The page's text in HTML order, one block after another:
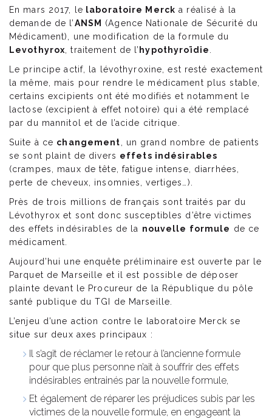
En mars 2017, le laboratoire Merck a réalisé à la
demande de l’ANSM
(Agence Nationale de Sécurité du
Médicament), une modification de la formule du
Levothyrox , traitement de l’ hypothyroïdie
Le principe actif, la lévothyroxine, est resté exactement
la même, mais pour rendre le médicament plus stable,
certains excipients ont été modifiés et notamment le
lactose (excipient à effet notoire) qui a été remplacé
par du mannitol et de l’acide citrique.
Suite à ce changement , un grand nombre de patients
se sont plaint de divers effets indésirables
(crampes, maux de tête, fatigue intense, diarrhées,
perte de cheveux, insomnies, vertiges…).
Près de trois millions de français sont traités par du
Lévothyrox et sont donc susceptibles d’être victimes
des effets indésirables de la nouvelle formule de ce
médicament.
Aujourd’hui une enquête préliminaire est ouverte par le
Parquet de Marseille et il est possible de déposer
plainte devant le Procureur de la République du pôle
santé publique du TGI de Marseille.
L’enjeu d’une action contre le laboratoire Merck se
situe sur deux axes principaux :
Il s’agit de réclamer le retour à l’ancienne formule
pour que plus personne n’ait à souffrir des effets
indésirables entrainés par la nouvelle formule,
Et également de réparer les préjudices subis par les
victimes de la nouvelle formule, en engageant la